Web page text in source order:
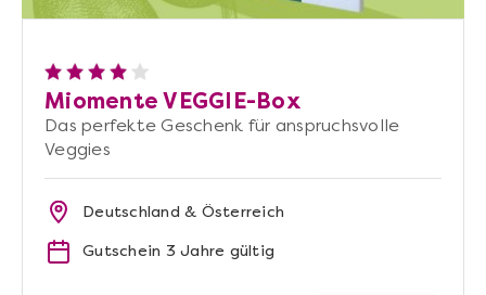
Miomente VEGGIE-Box
Das perfekte Geschenk für anspruchsvolle
Veggies
Deutschland & Österreich
Gutschein 3 Jahre gültig